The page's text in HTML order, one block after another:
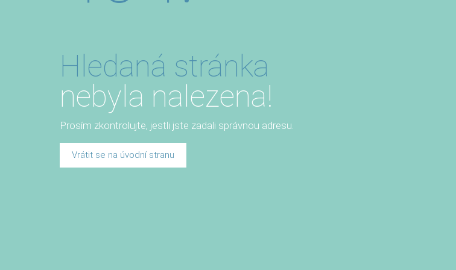
Hledaná stránka
nebyla nalezena!
Prosím zkontrolujte, jestli jste zadali správnou adresu.
Vrátit se na úvodní stranu